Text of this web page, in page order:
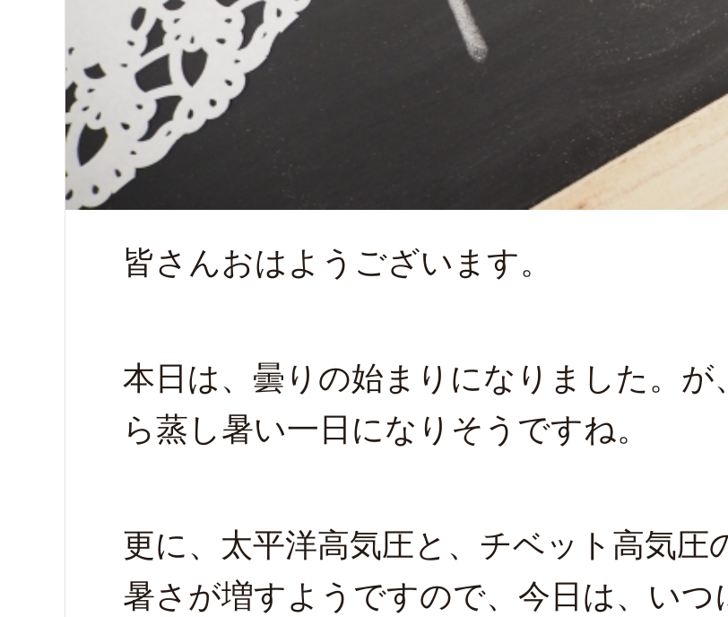
皆さんおはようございます。
本日は、曇りの始まりになりました。が
ら蒸し暑い一日になりそうですね。
更に、太平洋高気圧と、チベット高気圧
暑さが増すようですので、今日は、い